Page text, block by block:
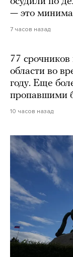
— это
7 часов назад
77
области во
году. Еще
пропавшими
10 часов назад